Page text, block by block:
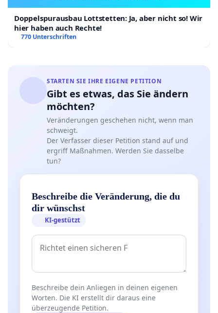
Doppelspurausbau Lottstetten: Ja, aber nicht so! Wir
hier haben auch Rechte!
770 Unterschriften
STARTEN SIE IHRE EIGENE PETITION
Gibt es etwas, das Sie ändern
möchten?
Veränderungen geschehen nicht, wenn man
schweigt.
Der Verfasser dieser Petition stand auf und
ergriff Maßnahmen. Werden Sie dasselbe
tun?
Beschreibe die Veränderung, die du
dir wünschst
KI-gestützt
Beschreibe dein Anliegen in deinen eigenen
Worten. Die KI erstellt dir daraus eine
überzeugende Petition.